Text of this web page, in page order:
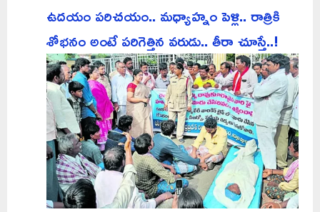
ఉదయం పరిచయం.. మధ్యాహ్నం పెళ్లి.. రాత్రికి
శోభనం అంటే పరిగెత్తిన వరుడు.. తీరా చూస్తే..!